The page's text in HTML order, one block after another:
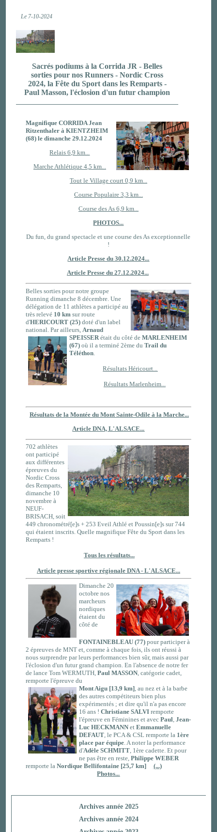
Le 7-10-2024
Sacrés podiums à la Corrida JR - Belles
sorties pour nos Runners - Nordic Cross
2024, la Fête du Sport dans les Remparts -
Paul Masson, l'éclosion d'un futur champion
Magnifique CORRIDA Jean
Ritzenthaler à KIENTZHEIM
(68) le dimanche 29.12.2024
Relais 6,9 km...
Marche Athlétique 4,5 km...
Tout le Village court 0,9 km...
Course Populaire 3,3 km...
Course des As 6,9 km...
PHOTOS...
Du fun, du grand spectacle et une course des As exceptionnelle
!
Article Presse du 30.12.2024...
Article Presse du 27.12.2024...
Belles sorties pour notre groupe
Running dimanche 8 décembre. Une
délégation de 11 athlètes a participé au
très relevé 10 km sur route
d'HERICOURT (25)doté d'un label
national. Par ailleurs, Arnaud
SPEISSER était du côté de MARLENHEIM
(67)où il a terminé 2ème du Trail du
Téléthon.
Résultats Héricourt...
Résultats Marlenheim...
Résultats de la Montée du Mont Sainte-Odile à la Marche...
Article DNA, L'ALSACE...
702 athlètes
ont participé
aux différentes
épreuves du
Nordic Cross
des Remparts,
dimanche 10
novembre à
NEUF-
BRISACH, soit
449 chronométré[e]s + 253 Eveil Athlé et Poussin[e]s sur 744
qui étaient inscrits. Quelle magnifique Fête du Sport dans les
Remparts !
Tous les résultats...
Article presse sportive régionale DNA - L'ALSACE...
Dimanche 20
octobre nos
marcheurs
nordiques
étaient du
côté de
FONTAINEBLEAU (77)pour participer à
2 épreuves de MNT et, comme à chaque fois, ils ont réussi à
nous surprendre par leurs performances bien sûr, mais aussi par
l'éclosion d'un futur grand champion. En l'absence de notre fer
de lance Tom WERMUTH, Paul MASSON, catégorie cadet,
remporte l'épreuve du
Mont Aigu [13,9 km], au nez et à la barbe
des autres compétiteurs bien plus
expérimentés ; et dire qu'il n'a pas encore
16 ans ! Christiane SALVIremporte
l'épreuve en Féminines et avec Paul Jean-
Luc HECKMANNet Emmanuelle
DEFAUT, le PCA & CSL remporte la 1ère
place par équipe. A noter la performance
d'Adèle SCHMITT, 1ère cadette. Et pour
ne pas être en reste, Philippe WEBER
remporte la Nordique Bellifontaine [25,7 km]
(...)
Photos...
Archives année 2025
Archives année 2024